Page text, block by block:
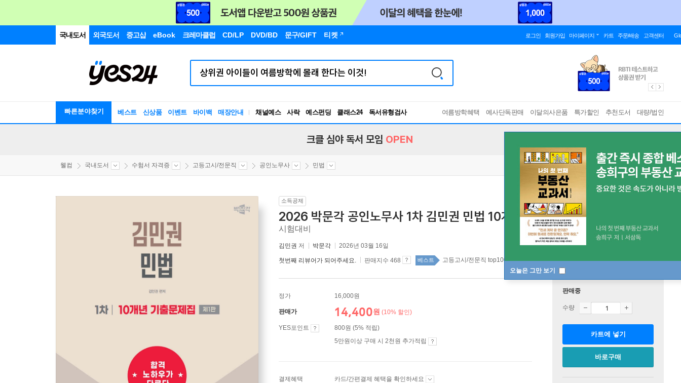
국내도서 외국도서 중고샵 eBook 크레마클럽 CD/LP DVD/BD 문구/GIFT 티켓 로그인 회원가입 마이페이지 카트 주문/배송 고객센터
빠른분야찾기 베스트 신상품 이벤트 바이백 매장안내 채널예스 사락 예스펀딩 클래스24
독서유형검사
RBTI Lab
여름방학혜택 예사단독판매 이달의사은품 특가할인 추천도서 대량/법인
오늘은 그만 보기
크클 심야 독서 모임 OPEN
웰컴 국내도서 수험서 자격증 고등고시/전문직 공인노무사 민법
소득공제
2026 박문각 공인노무사 1차 김민권 민법 10개년 기출문제집 공인노무사 1차 민법
시험대비
김민권 저 박문각 2026년 03월 16일
첫번째 리뷰어가 되어주세요. 판매지수 468 베스트 고등고시/전문직 top100 1주
정가 16,000원
판매가 14,400원 (10% 할인)
YES포인트
800원 (5% 적립)
5만원이상 구매 시 2천원 추가적립
결제혜택 카드/간편결제 혜택을 확인하세요
판매중
수량
카트에 넣기
바로구매